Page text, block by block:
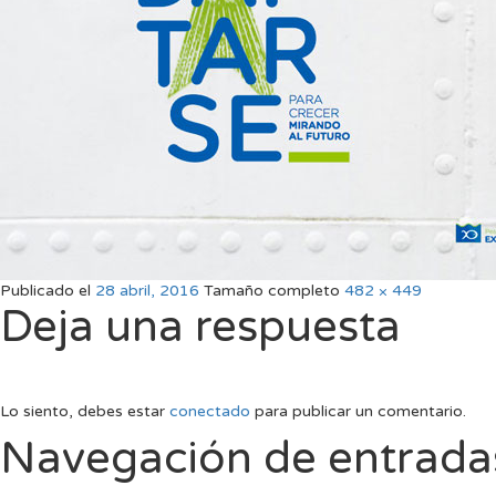
Publicado el 28 abril, 2016 Tamaño completo 482 × 449
Deja una respuesta
Lo siento, debes estar conectado para publicar un comentario.
Navegación de